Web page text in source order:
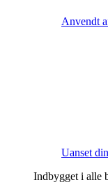
Anvendt
Uanset
Indbygget i alle